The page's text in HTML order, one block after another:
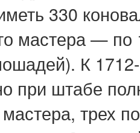
330
мастера — по
К
при штабе
мастера, трех